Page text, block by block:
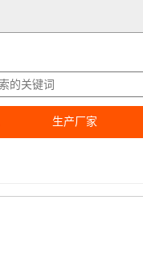
生产厂家